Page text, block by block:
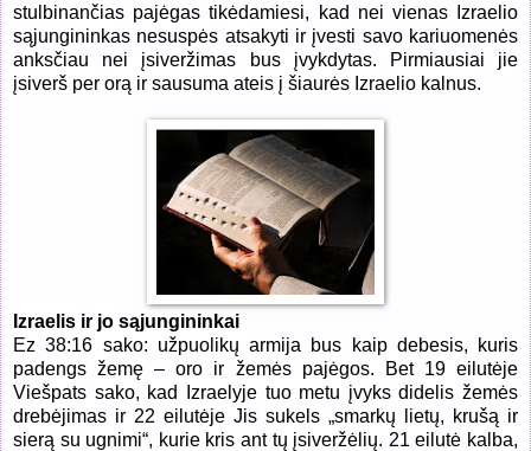
stulbinančias pajėgas tikėdamiesi, kad nei vienas Izraelio
sąjungininkas nesuspės atsakyti ir įvesti savo kariuomenės
anksčiau nei įsiveržimas bus įvykdytas. Pirmiausiai jie
įsiverš per orą ir sausuma ateis į šiaurės Izraelio kalnus.
Izraelis ir jo sąjungininkai
Ez 38:16 sako: užpuolikų armija bus kaip debesis, kuris
padengs žemę – oro ir žemės pajėgos. Bet 19 eilutėje
Viešpats sako, kad Izraelyje tuo metu įvyks didelis žemės
drebėjimas ir 22 eilutėje Jis sukels „smarkų lietų, krušą ir
sierą su ugnimi“, kurie kris ant tų įsiveržėlių. 21 eilutė kalba,